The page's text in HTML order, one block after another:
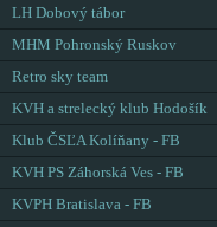
LH Dobový tábor
MHM Pohronský Ruskov
Retro sky team
KVH a strelecký klub Hodošík
Klub ČSĽA Kolíňany - FB
KVH PS Záhorská Ves - FB
KVPH Bratislava - FB